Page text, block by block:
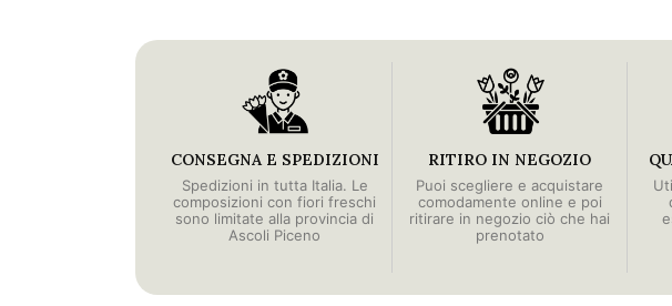
CONSEGNA E SPEDIZIONI
Spedizioni in tutta Italia. Le
composizioni con fiori freschi
sono limitate alla provincia di
Ascoli Piceno
RITIRO IN NEGOZIO
Puoi scegliere e acquistare
comodamente online e poi
ritirare in negozio ciò che hai
prenotato